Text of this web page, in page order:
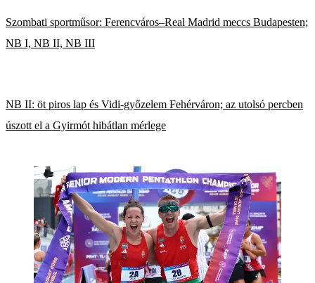
Szombati sportműsor: Ferencváros–Real Madrid meccs Budapesten;
NB I, NB II, NB III
NB II: öt piros lap és Vidi-győzelem Fehérváron; az utolsó percben
úszott el a Gyirmót hibátlan mérlege